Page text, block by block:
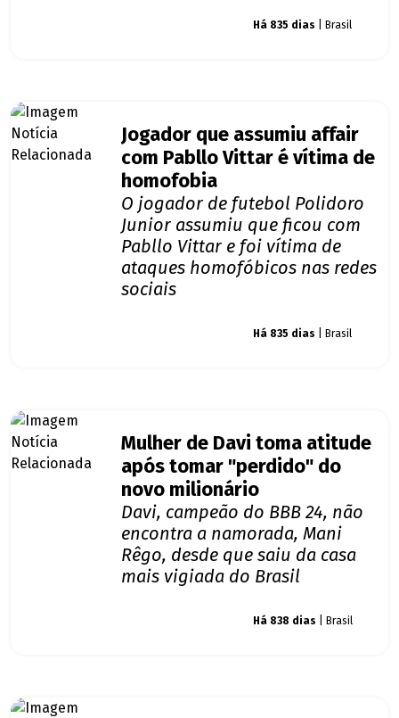
Há 835 dias | Brasil
Jogador que assumiu affair
com Pabllo Vittar é vítima de
homofobia
O jogador de futebol Polidoro
Junior assumiu que ficou com
Pabllo Vittar e foi vítima de
ataques homofóbicos nas redes
sociais
Há 835 dias | Brasil
Mulher de Davi toma atitude
após tomar "perdido" do
novo milionário
Davi, campeão do BBB 24, não
encontra a namorada, Mani
Rêgo, desde que saiu da casa
mais vigiada do Brasil
Há 838 dias | Brasil